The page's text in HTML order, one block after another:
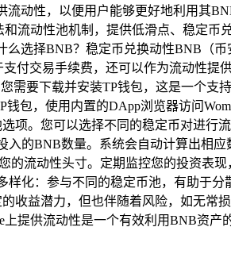
动性，以便用户能够更好地利用其
流动性池机制，提供低滑点、稳定
么选择BNB？稳定币兑换动性BNB（
支付交易手续费，还可以作为流动性
需要下载并安装TP钱包，这是一个
钱包，使用内置的DApp浏览器访问
选项。您可以选择不同的稳定币对进
的BNB数量。系统会自动计算出相
的流动性头寸。定期监控您的投资表
样化：参与不同的稳定币池，有助于
的收益潜力，但也伴随着风险，如无
上提供流动性是一个有效利用BNB资